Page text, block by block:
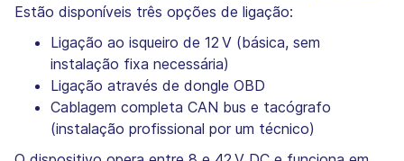
Estão disponíveis três opções de ligação:
Ligação ao isqueiro de 12 V (básica, sem
instalação fixa necessária)
Ligação através de dongle OBD
Cablagem completa CAN bus e tacógrafo
(instalação profissional por um técnico)